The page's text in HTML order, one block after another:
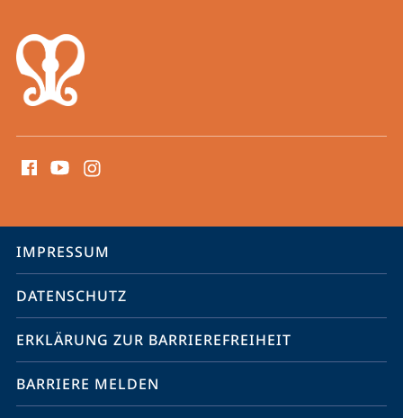
Media
Service-
Navigation
IMPRESSUM
DATENSCHUTZ
ERKLÄRUNG ZUR BARRIEREFREIHEIT
BARRIERE MELDEN